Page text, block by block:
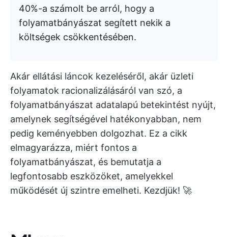
40%-a számolt be arról, hogy a
folyamatbányászat segített nekik a
költségek csökkentésében.
Akár ellátási láncok kezeléséről, akár üzleti
folyamatok racionalizálásáról van szó, a
folyamatbányászat adatalapú betekintést nyújt,
amelynek segítségével hatékonyabban, nem
pedig keményebben dolgozhat. Ez a cikk
elmagyarázza, miért fontos a
folyamatbányászat, és bemutatja a
legfontosabb eszközöket, amelyekkel
működését új szintre emelheti. Kezdjük! 🚀